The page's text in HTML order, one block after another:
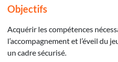
Objectifs
Acquérir les compétences
l’accompagnement et l’éveil du
un cadre sécurisé.